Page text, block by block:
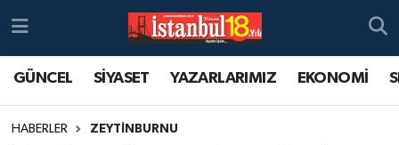
GÜNCEL SİYASET YAZARLARIMIZ EKONOMİ
HABERLER ZEYTİNBURNU